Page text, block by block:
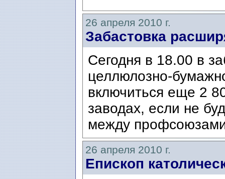
26 апреля 2010 г.
Забастовка
Сегодня в 18.00 в
целлюлозно-
включиться еще 2
заводах, если не
между
26 апреля 2010 г.
Епископ